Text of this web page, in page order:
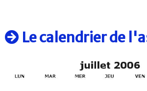
Le calendrier de